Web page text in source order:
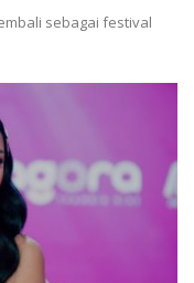
sebagai festival